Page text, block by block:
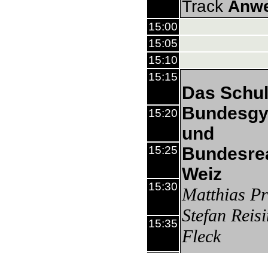
Track
15:00
15:05
15:10
15:15
Das
und
Weiz
Matthias
Stefan
Fleck
15:20
15:25
15:30
15:35